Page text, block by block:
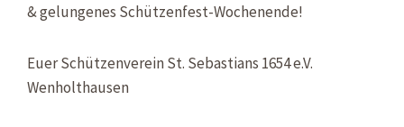
& gelungenes Schützenfest-Wochenende!
Euer Schützenverein St. Sebastians 1654 e.V.
Wenholthausen